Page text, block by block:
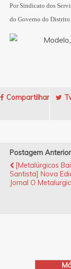
Por Sindicato dos
do Governo do Distrito
Compartilhar
Postagem Anterior
[Metalúrgicos
Santista] Nova
Jornal O